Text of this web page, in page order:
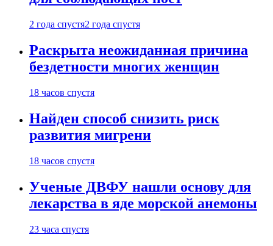
2 года спустя2 года спустя
Раскрыта неожиданная причина
бездетности многих женщин
18 часов спустя
Найден способ снизить риск
развития мигрени
18 часов спустя
Ученые ДВФУ нашли основу для
лекарства в яде морской анемоны
23 часа спустя